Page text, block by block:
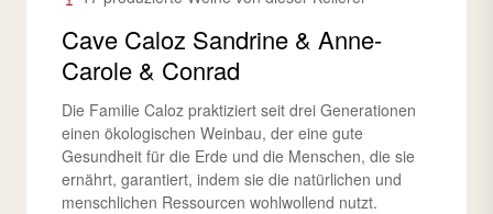
Cave Caloz Sandrine & Anne-
Carole & Conrad
Die Familie Caloz praktiziert seit drei Generationen
einen ökologischen Weinbau, der eine gute
Gesundheit für die Erde und die Menschen, die sie
ernährt, garantiert, indem sie die natürlichen und
menschlichen Ressourcen wohlwollend nutzt.